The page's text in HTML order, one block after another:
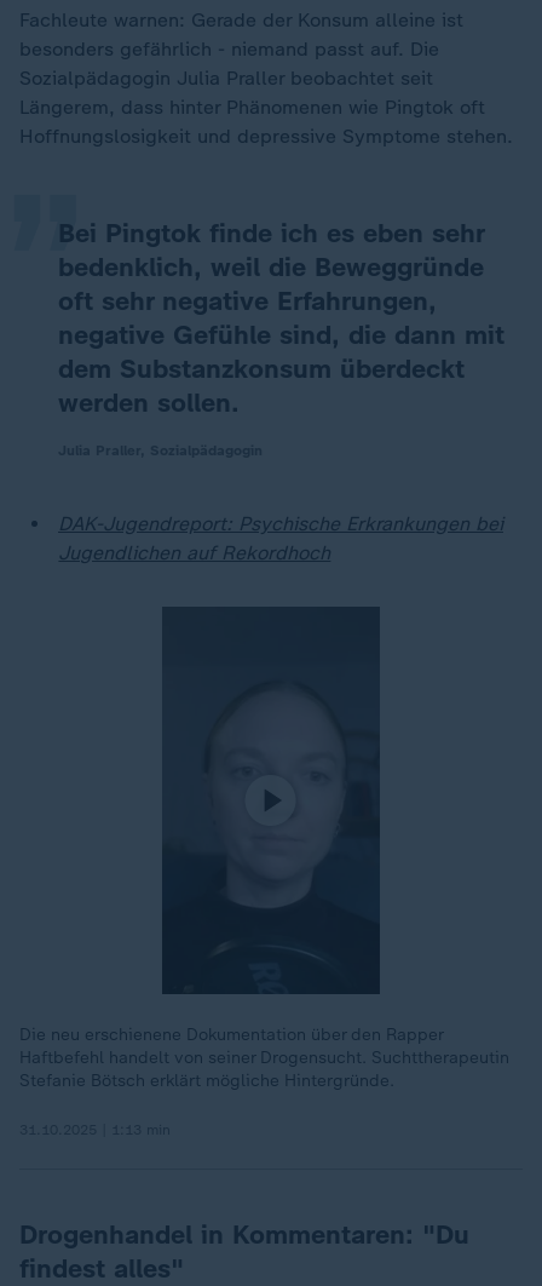
Fachleute warnen: Gerade der Konsum alleine ist
besonders gefährlich - niemand passt auf. Die
Sozialpädagogin Julia Praller beobachtet seit
Längerem, dass hinter Phänomenen wie Pingtok oft
Hoffnungslosigkeit und depressive Symptome stehen.
Bei Pingtok finde ich es eben sehr
bedenklich, weil die Beweggründe
oft sehr negative Erfahrungen,
negative Gefühle sind, die dann mit
dem Substanzkonsum überdeckt
werden sollen.
„
DAK-Jugendreport: Psychische Erkrankungen bei
Jugendlichen auf Rekordhoch
Die neu erschienene Dokumentation über den Rapper
Haftbefehl handelt von seiner Drogensucht. Suchttherapeutin
Stefanie Bötsch erklärt mögliche Hintergründe.
Drogenhandel in Kommentaren: "Du
findest alles"